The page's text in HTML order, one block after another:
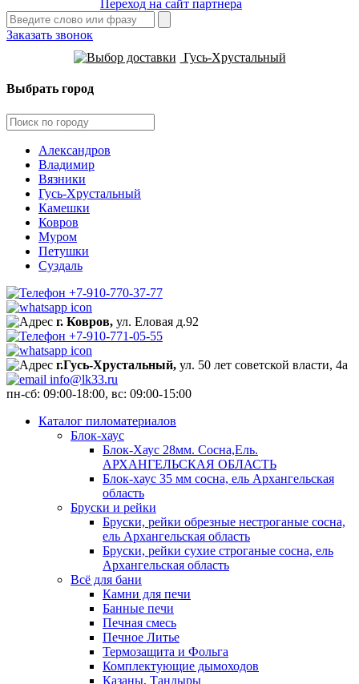
Переход на сайт партнера
Заказать звонок
Гусь-Хрустальный
Выбрать город
Александров
Владимир
Вязники
Гусь-Хрустальный
Камешки
Ковров
Муром
Петушки
Суздаль
+7-910-770-37-77
г. Ковров, ул. Еловая д.92
+7-910-771-05-55
г.Гусь-Хрустальный, ул. 50 лет советской власти, 4а
info@lk33.ru
пн-сб: 09:00-18:00, вс: 09:00-15:00
Каталог пиломатериалов
Блок-хаус
Блок-Хаус 28мм. Сосна,Ель.
АРХАНГЕЛЬСКАЯ ОБЛАСТЬ
Блок-хаус 35 мм сосна, ель Архангельская
область
Бруски и рейки
Бруски, рейки обрезные нестроганые сосна,
ель Архангельская область
Бруски, рейки сухие строганые сосна, ель
Архангельская область
Всё для бани
Камни для печи
Банные печи
Печная смесь
Печное Литье
Термозащита и Фольга
Комплектующие дымоходов
Казаны, Тандыры